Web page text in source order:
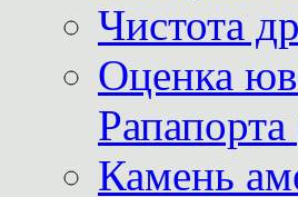
Чистота
Оценка
Камень